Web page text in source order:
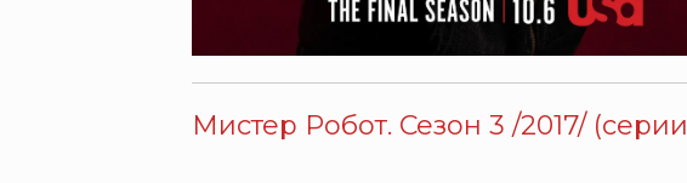
Мистер Робот. Сезон 3 /2017/ (серии